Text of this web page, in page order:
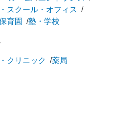
スクール・オフィス
育園 塾・学校
クリニック 薬局